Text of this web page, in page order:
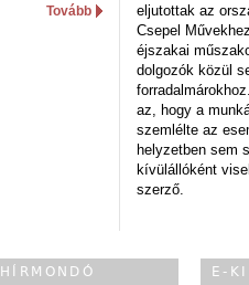
Tovább
eljutottak az
Csepel
éjszakai
dolgozók közül
az, hogy a
szemlélte az
helyzetben sem
kívülállóként
szerző.
HÍRMONDÓ E-